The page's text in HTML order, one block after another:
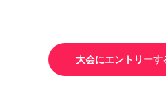
大会にエントリーす